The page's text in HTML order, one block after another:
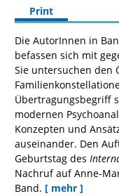
Print
Die AutorInnen in
befassen sich mit
Sie untersuchen den
Übertragungsbegriff
modernen
Konzepten und
auseinander. Den
Geburtstag des
Nachruf auf Anne-
Band. [ mehr ]